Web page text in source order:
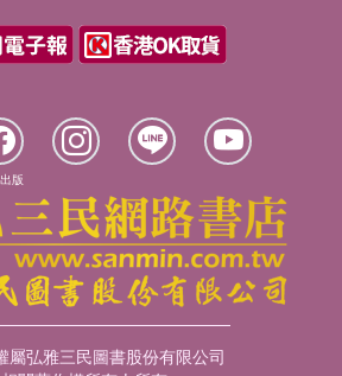
版
屬弘雅三民圖書股份有限公司